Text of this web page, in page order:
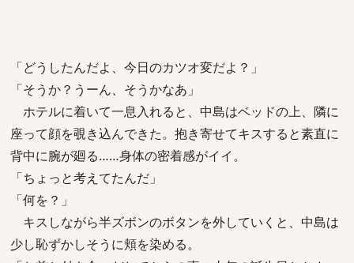
「どうしたんだよ、今日のカツオ変だよ？」
「そうか？うーん、そうかなあ」
ホテルに着いて一息入れると、中島はベッドの上、隣に
座って顔を覗き込んできた。抱き寄せてキスすると素直に
背中に腕が廻る……身体の密着感がイイ。
「ちょっと考えてたんだ」
「何を？」
キスしながら半ズボンのボタンを外していくと、中島は
少し恥ずかしそうに頬を染める。